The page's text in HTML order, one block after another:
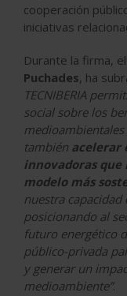
cooperación
iniciativas
Durante la firma,
Puchades, ha
TECNIBERIA
social sobre los
también acelerar
innovadoras
modelo más
nuestra
posicionando al
futuro energético
público-privada
y generar un
medioambiente”.